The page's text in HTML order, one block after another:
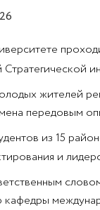
жителей
передовым
из 15
и